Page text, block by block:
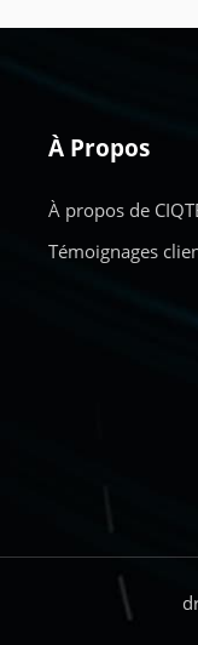
À Propos
À propos de
Témoignages